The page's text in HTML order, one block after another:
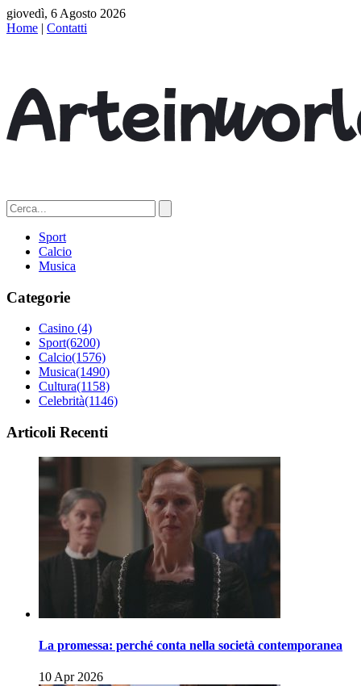
giovedì, 6 Agosto 2026
Home | Contatti
Sport
Calcio
Musica
Categorie
Casino (4)
Sport(6200)
Calcio(1576)
Musica(1490)
Cultura(1158)
Celebrità(1146)
Articoli Recenti
La promessa: perché conta nella società contemporanea
10 Apr 2026